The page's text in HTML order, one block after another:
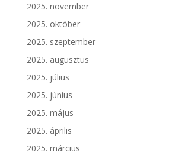
2025. november
2025. október
2025. szeptember
2025. augusztus
2025. július
2025. június
2025. május
2025. április
2025. március